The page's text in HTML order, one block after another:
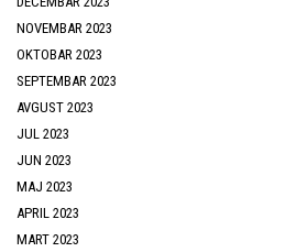
NOVEMBAR 2023
OKTOBAR 2023
SEPTEMBAR 2023
AVGUST 2023
JUL 2023
JUN 2023
MAJ 2023
APRIL 2023
MART 2023